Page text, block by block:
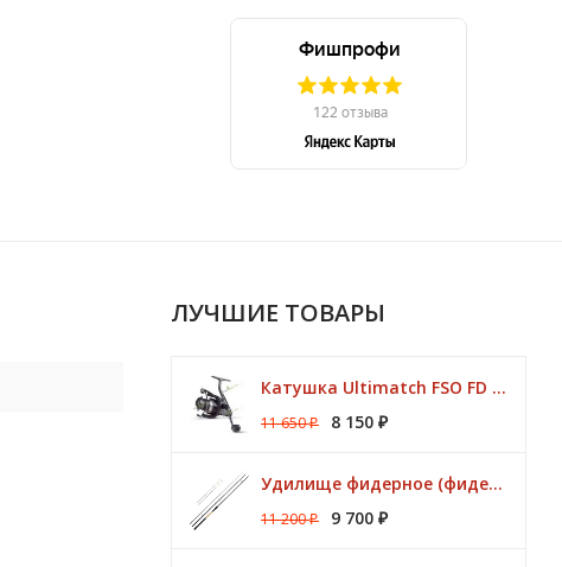
ЛУЧШИЕ ТОВАРЫ
Катушка Ultimatch FSO FD 835 8 подшипников 5,1:1 Browning
11 650₽ 8 150 ₽
Удилище фидерное (фидер) ZEMEX (Земекс) IRON FLAT METHOD FEEDER 13" до 140,0 гр
11 200₽ 9 700 ₽